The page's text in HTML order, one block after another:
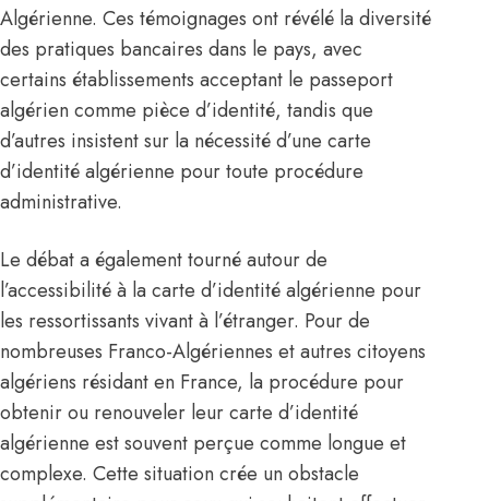
Algérienne. Ces témoignages ont révélé la diversité
des pratiques bancaires dans le pays, avec
certains établissements acceptant le passeport
algérien comme pièce d’identité, tandis que
d’autres insistent sur la nécessité d’une carte
d’identité algérienne pour toute procédure
administrative.
Le débat a également tourné autour de
l’accessibilité à la carte d’identité algérienne pour
les ressortissants vivant à l’étranger. Pour de
nombreuses Franco-Algériennes et autres citoyens
algériens résidant en France, la procédure pour
obtenir ou renouveler leur carte d’identité
algérienne est souvent perçue comme longue et
complexe. Cette situation crée un obstacle